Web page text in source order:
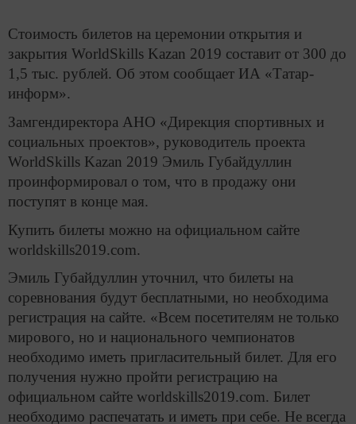
Стоимость билетов на церемонии открытия и
закрытия WorldSkills Kazan 2019 составит от 300 до
1,5 тыс. рублей. Об этом сообщает ИА «Татар-
информ».
Замгендиректора АНО «Дирекция спортивных и
социальных проектов», руководитель проекта
WorldSkills Kazan 2019 Эмиль Губайдуллин
проинформировал о том, что в продажу они
поступят в конце мая.
Купить билеты можно на официальном сайте
worldskills2019.com.
Эмиль Губайдуллин уточнил, что билеты на
соревнования будут бесплатными, но необходима
регистрация на сайте. «Всем посетителям не только
мирового, но и национального чемпионатов
необходимо иметь пригласительный билет. Для его
получения нужно пройти регистрацию на
официальном сайте worldskills2019.com. Билет
необходимо распечатать и иметь при себе. Не всегда